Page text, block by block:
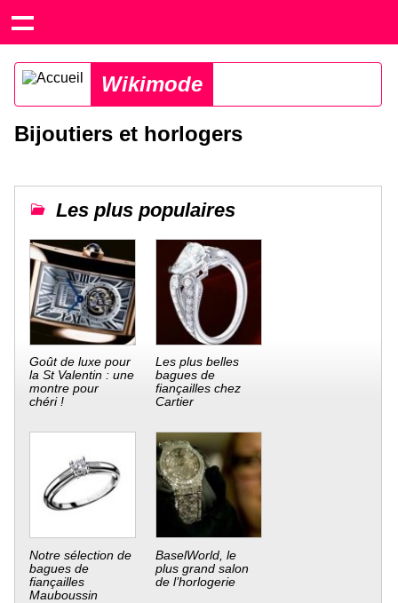
Wikimode
Bijoutiers et horlogers
Les plus populaires
Goût de luxe pour
la St Valentin : une
montre pour
chéri !
Les plus belles
bagues de
fiançailles chez
Cartier
Notre sélection de
bagues de
fiançailles
Mauboussin
BaselWorld, le
plus grand salon
de l’horlogerie